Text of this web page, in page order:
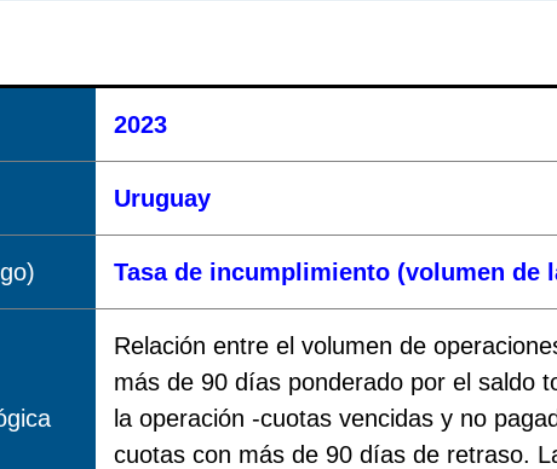
2023
Uruguay
Tasa de incumplimiento (volumen de
Relación entre el volumen de
más de 90 días ponderado por el saldo
la operación -cuotas vencidas y no
cuotas con más de 90 días de retraso.